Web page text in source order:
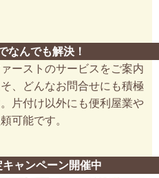
なんでも解決！
ーストのサービスをご案内
、どんなお問合せにも積極
片付け以外にも便利屋業や
可能です。
キャンペーン開催中